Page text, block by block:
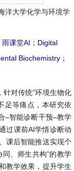
洋大学化学与环境学
雨课堂AI ； Digital
Biochemistry ；
对传统“环境生物化
足等痛点，本研究依
–智能诊断干预–教学
过课前AI学情诊断动
课后智能推送实现个
、师生共构”的教学
教学效果，提升学生